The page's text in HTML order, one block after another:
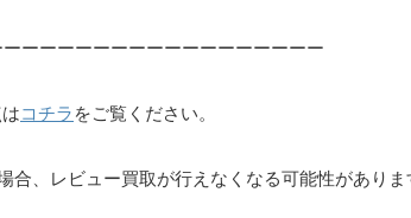
ーーーーーーーーーーーーーーーーー
コチラ をご覧ください。
合、レビュー買取が行えなくなる可能性がありま